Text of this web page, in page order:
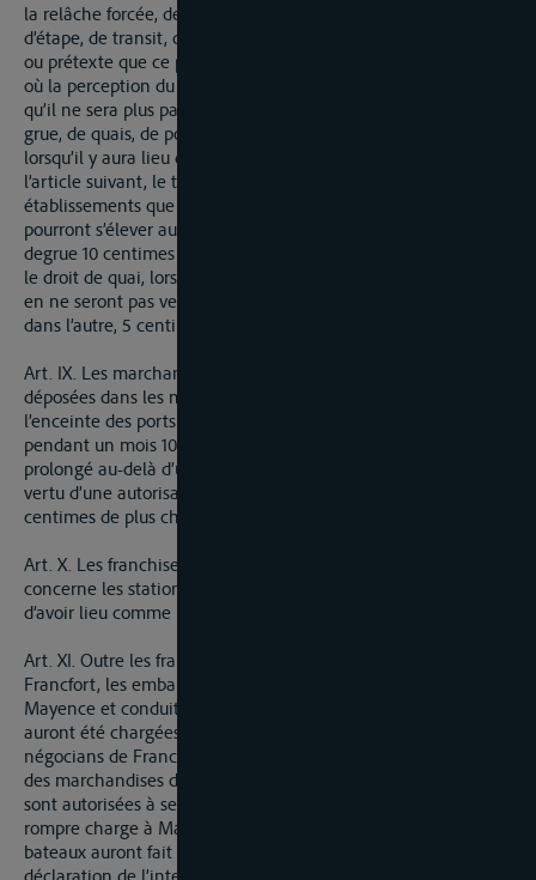
la relâche forcée, de l’échelle etc. sous les noms de droit
d’étape, de transit, d’accis et sous quelqu’autre dénomination
ou prétexte que ce puisse être, cesseront entièrement du jour
où la perception du droit d’octroi commencerad ‘avoir lieu, et
qu’il ne sera plus payé en sus du droit d’octroi que ceux de
grue, de quais, de poids publics, et un droit de magazinage,
lorsqu’il y aura lieu de percevoir, ainsi qu’il sera dit dans
l’article suivant, le tout pour subvenir aux frais des
établissements que la station nécessite. Ces rétributions ne
pourront s’élever au dessus du taux ci-après, savoir : le droit
degrue 10 centimes par quintal, le droit de pesage 5 centimes,
le droit de quai, lorsque les marchandises seront mises à terre
en ne seront pas versées immédiatement d’une embarcation
dans l’autre, 5 centimes.
Art. IX. Les marchandises qui pour leur conservation seront
déposées dans les magazins, destinés à cet usage dans
l’enceinte des ports de station, payeront pour l’emmagasinage
pendant un mois 10 centimes par quintal, et si le dépôt en est
prolongé au-delà d’un mois, ce qui ne pourra avoir lieu qu’en
vertu d’une autorisation du directeur des douanes, cinq
centimes de plus chaque mois de séjour en magasin.
Art. X. Les franchises des foires de Francfort en ce qui
concerne les stations de la navigation du Rhin continueront
d’avoir lieu comme par le passé.
Art. XI. Outre les franchises dont jouissent les foires de
Francfort, les embarcations appartenantes au port de
Mayence et conduites par les bateliers de cette ville qui
auront été chargées à la station de Cologne pour le compte de
négocians de Francfort et sur lesquelles il ne se trouvera que
des marchandises destinées pour la dite ville de Francfort,
sont autorisées à se rendre directement à Francfort sans
rompre charge à Mayence après que les conducteurs des dits
bateaux auront fait au port de Cologne, avant leur départ, la